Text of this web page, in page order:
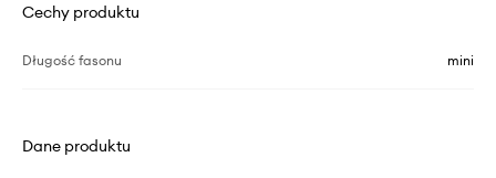
Cechy produktu
Długość fasonu mini
Dane produktu